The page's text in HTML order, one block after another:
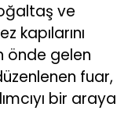
ve
kapılarını
önde gelen
fuar,
bir araya